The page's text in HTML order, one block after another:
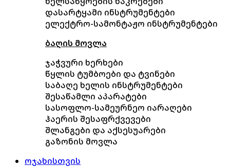
დასარტყამი ინსტრუმენტები
ელექტრო-სამონტაჟო ინსტრუმენტები
ბაღის მოვლა
ჯაჭვური ხერხები
წყლის ტუმბოები და ტვინები
საბაღე ხელის ინსტრუმენტები
შესაწამლი აპარატები
სასოფლო-სამეურნეო იარაღები
ჰაერის შესაფრქვევები
შლანგები და აქსესუარები
გაზონის მოვლა
ოჯახისთვის